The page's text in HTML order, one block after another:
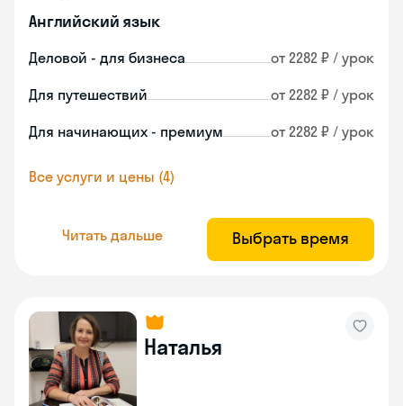
Английский язык
Деловой - для бизнеса от 2282 ₽ / урок
Для путешествий от 2282 ₽ / урок
Для начинающих - премиум от 2282 ₽ / урок
Все услуги и цены (4)
Читать дальше Выбрать время
Наталья